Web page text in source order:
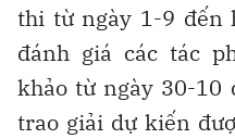
thi từ ngày 1-9 đến
đánh giá các tác
khảo từ ngày 30-10
trao giải dự kiến